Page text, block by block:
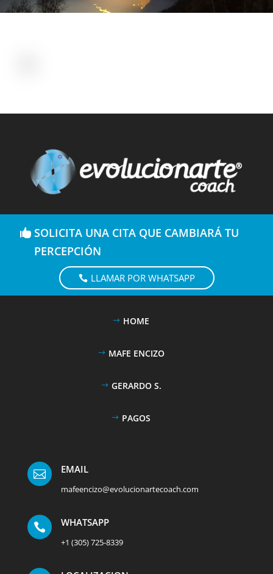
SOLICITA UNA CITA QUE CAMBIARÁ TU
PERCEPCIÓN
LLAMAR POR WHATSAPP
HOME
MAFE ENCIZO
GERARDO S.
PAGOS
 EMAIL
mafeencizo@evolucionartecoach.com
 WHATSAPP
+1 (305) 725-8339